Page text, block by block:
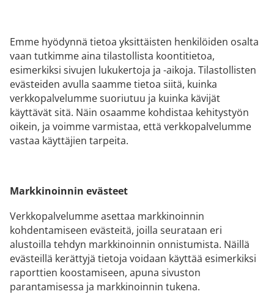
Emme hyödynnä tietoa yksittäisten henkilöiden osalta
vaan tutkimme aina tilastollista koontitietoa,
esimerkiksi sivujen lukukertoja ja -aikoja. Tilastollisten
evästeiden avulla saamme tietoa siitä, kuinka
verkkopalvelumme suoriutuu ja kuinka kävijät
käyttävät sitä. Näin osaamme kohdistaa kehitystyön
oikein, ja voimme varmistaa, että verkkopalvelumme
vastaa käyttäjien tarpeita.
Markkinoinnin evästeet
Verkkopalvelumme asettaa markkinoinnin
kohdentamiseen evästeitä, joilla seurataan eri
alustoilla tehdyn markkinoinnin onnistumista. Näillä
evästeillä kerättyjä tietoja voidaan käyttää esimerkiksi
raporttien koostamiseen, apuna sivuston
parantamisessa ja markkinoinnin tukena.